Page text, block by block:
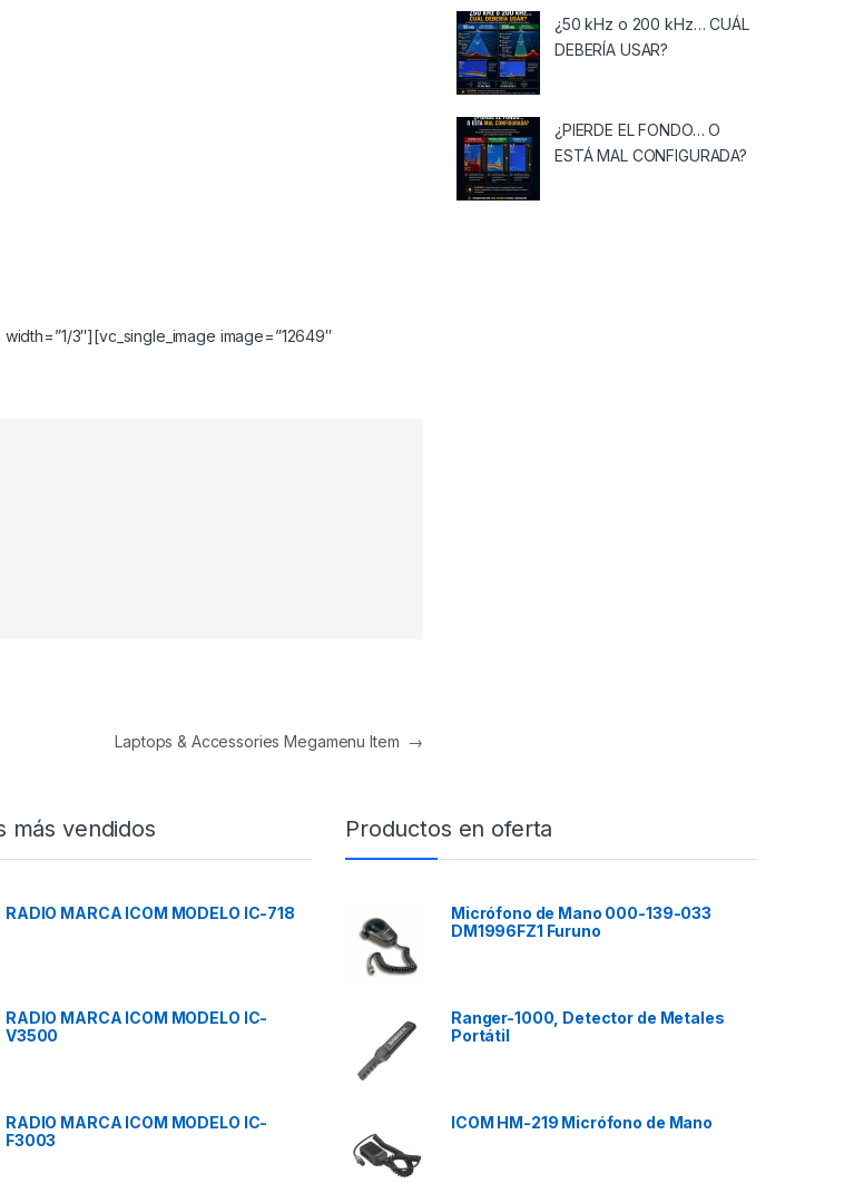
3″][vc_single_image image=”12649″
Laptops & Accessories Megamenu Item →
¿50 kHz o 200 kHz… CUÁL
DEBERÍA USAR?
¿PIERDE EL FONDO… O
ESTÁ MAL CONFIGURADA?
más vendidos
RADIO MARCA ICOM MODELO IC-718
RADIO MARCA ICOM MODELO IC-
V3500
RADIO MARCA ICOM MODELO IC-
F3003
Productos en oferta
Micrófono de Mano 000-139-033
DM1996FZ1 Furuno
Ranger-1000, Detector de Metales
Portátil
ICOM HM-219 Micrófono de Mano